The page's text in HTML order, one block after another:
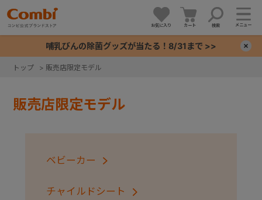
お気に入り カート 検索 メニュー
哺乳びんの除菌グッズが当たる！8/31まで >>
販売店限定モデル
ベビーカー
チャイルドシート
トップ > 販売店限定モデル